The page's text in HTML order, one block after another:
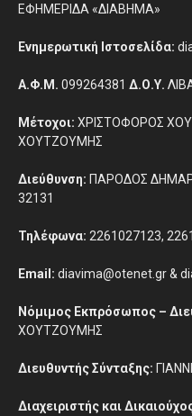
ΕΦΗΜΕΡΙΔΑ «ΔΙΑΒΗΜΑ»
Ενημερωτική Ιστοσελίδα:
Α.Φ.Μ. 099264381 Δ.Ο.Υ.
Μέτοχοι: ΧΡΙΣΤΟΦΟΡΟΣ
ΧΟΥΤΖΟΥΜΗΣ
Διεύθυνση: ΠΑΡΟΔΟΣ
32131
Τηλέφωνα: 2261027123,
Email: diavima@otenet.gr &
Νόμιμος Εκπρόσωπος –
ΧΟΥΤΖΟΥΜΗΣ
Διευθυντής Σύνταξης:
Διαχειριστής και